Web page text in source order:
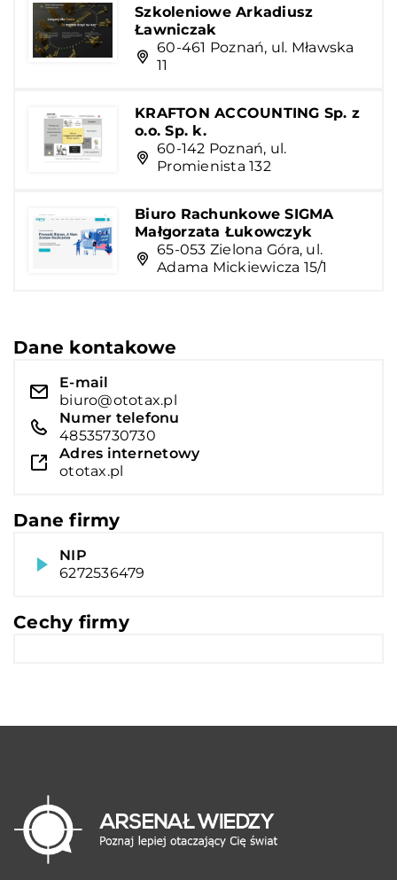
Szkoleniowe Arkadiusz
Ławniczak
60-461 Poznań, ul. Mławska
11
KRAFTON ACCOUNTING Sp. z
o.o. Sp. k.
60-142 Poznań, ul.
Promienista 132
Biuro Rachunkowe SIGMA
Małgorzata Łukowczyk
65-053 Zielona Góra, ul.
Adama Mickiewicza 15/1
Dane kontakowe
E-mail
biuro@ototax.pl
Numer telefonu
48535730730
Adres internetowy
ototax.pl
Dane firmy
NIP
6272536479
Cechy firmy